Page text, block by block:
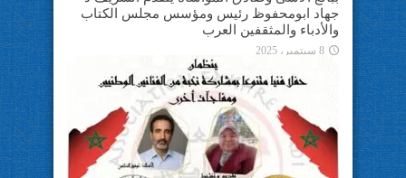
جهاد ابومحفوظ رئيس ومؤسس مجلس الكتاب
والأدباء والمثقفين العرب
8 سبتمبر، 2025